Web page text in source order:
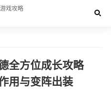
全方位成长攻略
用与变阵出装